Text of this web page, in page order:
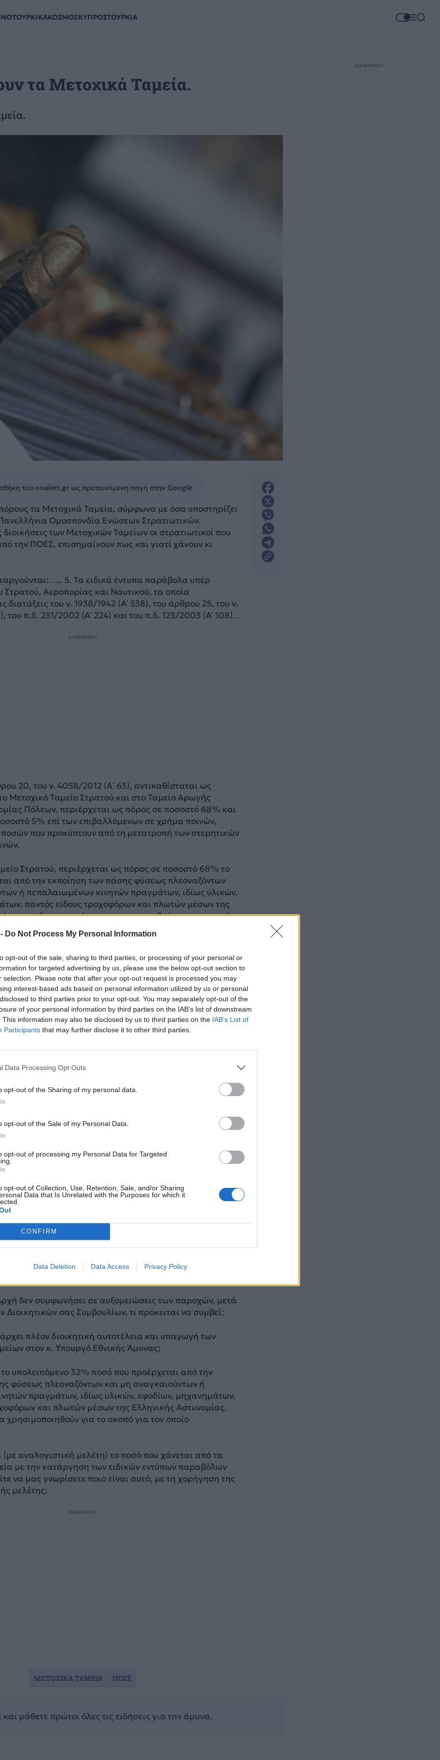
Do Not Process My Personal Information
opt-out of the sale, sharing to third parties, or processing of your personal or
for targeted advertising by us, please use the below opt-out section to
selection. Please note that after your opt-out request is processed you may
interest-based ads based on personal information utilized by us or personal
to third parties prior to your opt-out. You may separately opt-out of the
of your personal information by third parties on the IAB’s list of downstream
This information may also be disclosed by us to third parties on the IAB’s List of
Participants that may further disclose it to other third parties.
Data Processing Opt Outs
opt-out of the Sharing of my personal data.
opt-out of the Sale of my Personal Data.
opt-out of processing my Personal Data for Targeted
opt-out of Collection, Use, Retention, Sale, and/or Sharing
Data that Is Unrelated with the Purposes for which it
CONFIRM
Data Deletion Data Access Privacy Policy
ΚΟΣΜΟΣΚΥΠΡΟΣΤΟΥΡΚΙΑ
τα Μετοχικά Ταμεία.
του onalert.gr ως προτεινόμενη πηγή στην Google
τα Μετοχικά Ταμεία, σύμφωνα με όσα υποστηρίζει
Ομοσπονδία Ενώσεων Στρατιωτικών.
των Μετοχικών Ταμείων οι στρατιωτικοί που
την ΠΟΕΣ, επισημαίνουν πως και γιατί χάνουν κι
….. 5. Τα ειδικά έντυπα παράβολα υπέρ
Στρατού, Αεροπορίας και Ναυτικού, τα οποία
διατάξεις του ν. 1938/1942 (Α΄ 538), του άρθρου 25, του ν.
του π.δ. 251/2002 (Α΄ 224) και του π.δ. 123/2003 (Α΄ 108)…
ΔΙΑΦΗΜΙΣΗ
20, του ν. 4058/2012 (A΄ 63), αντικαθίσταται ως
Μετοχικό Ταμείο Στρατού και στο Ταμείο Αρωγής
Πόλεων, περιέρχεται ως πόρος σε ποσοστό 68% και
5% επί των επιβαλλόμενων σε χρήμα ποινών,
που προκύπτουν από τη μετατροπή των στερητικών
Στρατού, περιέρχεται ως πόρος σε ποσοστό 68% το
από την εκποίηση των πάσης φύσεως πλεοναζόντων
ή πεπαλαιωμένων κινητών πραγμάτων, ιδίως υλικών,
παντός είδους τροχοφόρων και πλωτών μέσων της
που δεν μπορούν να χρησιμοποιηθούν για το σκοπό
των Ταμείων τα ΔΣ των οποίων προεδρεύετε,
πώς με την κατάργηση ή μείωση των όποιων
μερική ανακούφιση, ανάπτυξη και αναζωογόνηση αυτών
οικονομική αποδυνάμωση, απαξίωση και τελικά
συμφωνήσατε για την υπαγωγή των Μετοχικών μας
αρμοδιότητας του Υπουργείου Εργασίας;
σας μετά την καθιέρωση της σύμφωνης γνώμης της
δεν συμφωνήσει σε αυξομειώσεις των παροχών, μετά
σας Συμβουλίων, τι πρόκειται να συμβεί;
πλέον διοικητική αυτοτέλεια και υπαγωγή των
στον κ. Υπουργό Εθνικής Άμυνας;
υπολειπόμενο 32% ποσό που προέρχεται από την
φύσεως πλεοναζόντων και μη αναγκαιούντων ή
πραγμάτων, ιδίως υλικών, εφοδίων, μηχανημάτων,
και πλωτών μέσων της Ελληνικής Αστυνομίας,
χρησιμοποιηθούν για το σκοπό για τον οποίο
(με αναλογιστική μελέτη) το ποσό που χάνεται από τα
με την κατάργηση των ειδικών εντύπων παραβόλων
να μας γνωρίσετε ποιο είναι αυτό, με τη χορήγηση της
μελέτης;
ΔΙΑΦΗΜΙΣΗ
και μάθετε πρώτοι όλες τις ειδήσεις για την άμυνα.
ΜΕΤΟΧΙΚΑ ΤΑΜΕΙΑ ΠΟΕΣ
ΔΙΑΦΗΜΙΣΗ